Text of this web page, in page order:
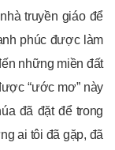
truyền giáo để
phúc được làm
những miền đất
“ước mơ” này
đã đặt để trong
ai tôi đã gặp, đã